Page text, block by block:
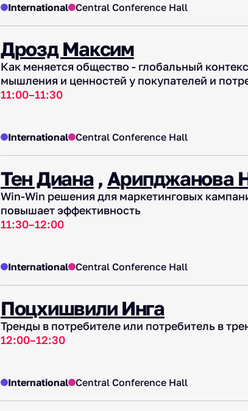
International Central Conference Hall
Дрозд Максим
Как меняется общество - глобальный
мышления и ценностей у покупателей и
11:00–11:30
International Central Conference Hall
Тен Диана, Арипджанова
Win-Win решения для маркетинговых
повышает эффективность
11:30–12:00
International Central Conference Hall
Поцхишвили Инга
Тренды в потребителе или потребитель в
12:00–12:30
International Central Conference Hall